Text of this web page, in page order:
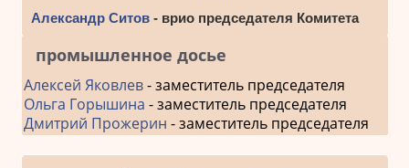
Александр Ситов- врио председателя Комитета
промышленное досье
Алексей Яковлев- заместитель председателя
Ольга Горышина - заместитель председателя
Дмитрий Прожерин - заместитель председателя